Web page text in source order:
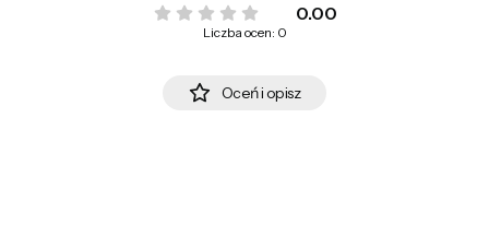
0.00
Liczba ocen: 0
Oceń i opisz